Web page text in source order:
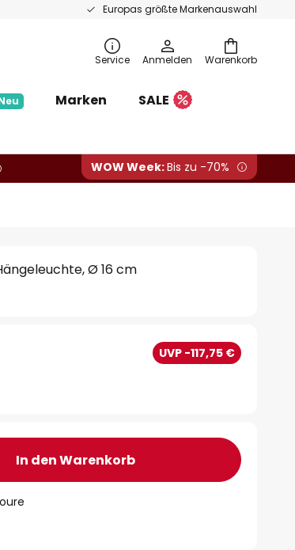
Europas größte Markenauswahl
Warenkorb
Service Anmelden
Marken
SALE
WOW Week:Bis zu -70%
Ø 16 cm
UVP -117,75 €
In den Warenkorb